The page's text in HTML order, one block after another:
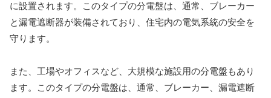
に設置されます。このタイプの分電盤は、通常、ブレーカー
と漏電遮断器が装備されており、住宅内の電気系統の安全を
守ります。
また、工場やオフィスなど、大規模な施設用の分電盤もあり
ます。このタイプの分電盤は、通常、ブレーカー、漏電遮断